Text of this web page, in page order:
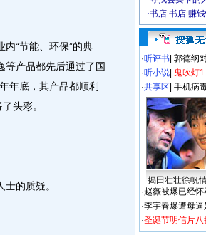
“节能、环保”的典
等产品都先后通过了国
年底，其产品都顺利
头彩。
的质疑。
·听评书 郭德纲
·听小说 鬼吹灯
·共享区 手机病
揭田壮壮徐帆
·赵薇被爆已经怀
·李宇春爆遭母逼
·圣诞节明信片八